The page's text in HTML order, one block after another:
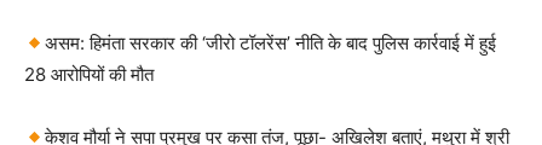
असम: हिमंता सरकार की ‘जीरो टॉलरेंस’ नीति के बाद पुलिस कार्रवाई में हुई
28 आरोपियों की मौत
केशव मौर्या ने सपा प्रमुख पर कसा तंज, पूछा- अखिलेश बताएं, मथुरा में श्री